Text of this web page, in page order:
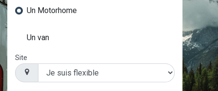
Un Motorhome
Un van
Site